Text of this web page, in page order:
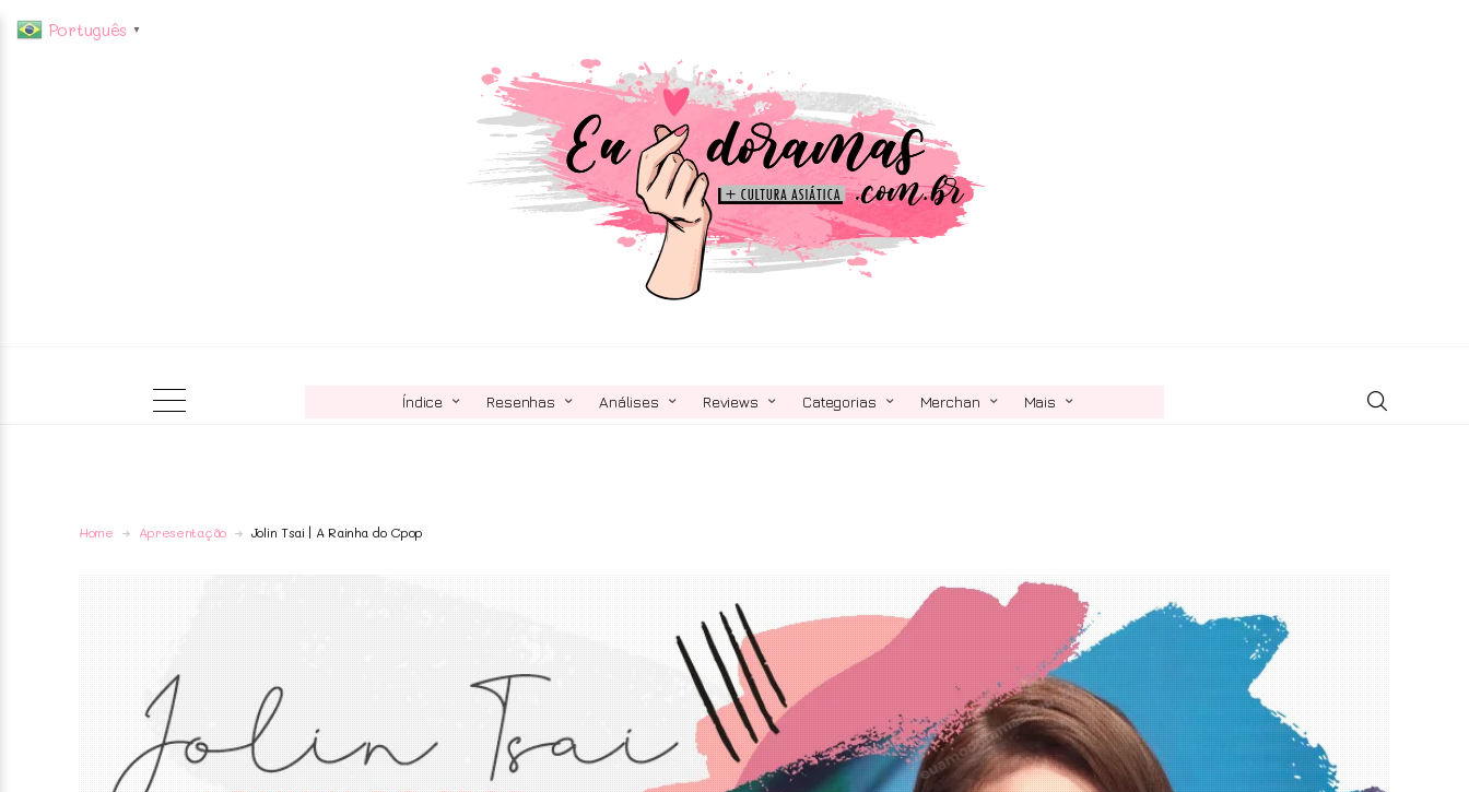
Índice Resenhas Análises Reviews Categorias Merchan Mais
Home Apresentação Jolin Tsai | A Rainha do Cpop
Português ▼